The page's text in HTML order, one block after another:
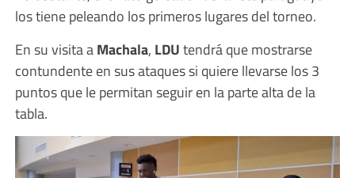
los tiene peleando los primeros lugares del torneo.
En su visita aMachala, LDUtendrá que mostrarse
contundente en sus ataques si quiere llevarse los 3
puntos que le permitan seguir en la parte alta de la
tabla.